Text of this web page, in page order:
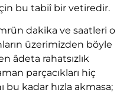
bu tabiî bir vetiredir.
dakika ve saatleri o
üzerimizden böyle
âdeta rahatsızlık
parçacıkları hiç
bu kadar hızla akmasa;